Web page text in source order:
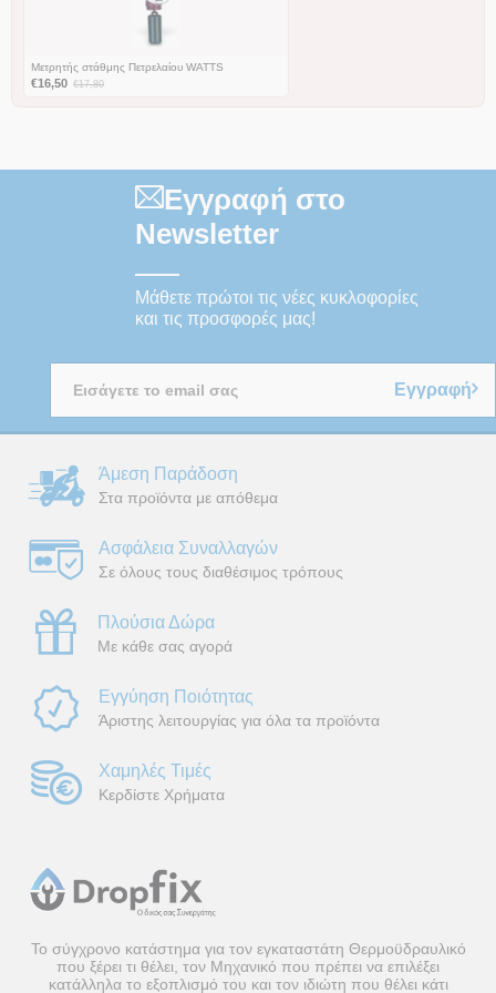
Μετρητής στάθμης Πετρελαίου WATTS
€16,50 €17,80
Εγγραφή στο
Newsletter
Μάθετε πρώτοι τις νέες κυκλοφορίες
και τις προσφορές μας!
Εγγραφή
Άμεση Παράδοση
Στα προϊόντα με απόθεμα
Ασφάλεια Συναλλαγών
Σε όλους τους διαθέσιμος τρόπους
Πλούσια Δώρα
Με κάθε σας αγορά
Εγγύηση Ποιότητας
Άριστης λειτουργίας για όλα τα προϊόντα
Χαμηλές Τιμές
Κερδίστε Χρήματα
Το σύγχρονο κατάστημα για τον εγκαταστάτη Θερμοϋδραυλικό
που ξέρει τι θέλει, τον Μηχανικό που πρέπει να επιλέξει
κατάλληλα το εξοπλισμό του και τον ιδιώτη που θέλει κάτι